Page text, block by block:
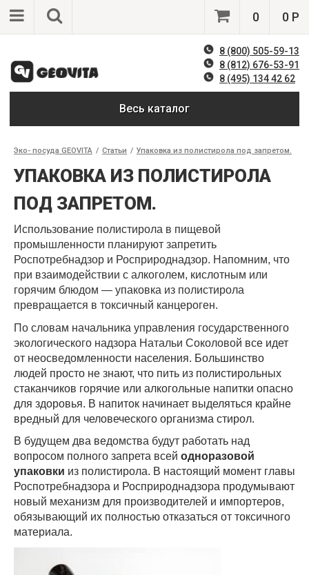
0 0 Р
8 (800) 505-59-13
8 (812) 676-53-91
8 (495) 134 42 62
Весь каталог
Эко- посуда GEOVITA / Статьи / Упаковка из полистирола под запретом.
УПАКОВКА ИЗ ПОЛИСТИРОЛА
ПОД ЗАПРЕТОМ.
Использование полистирола в пищевой
промышленности планируют запретить
Роспотребнадзор и Росприроднадзор. Напомним, что
при взаимодействии с алкоголем, кислотным или
горячим блюдом — упаковка из полистирола
превращается в токсичный канцероген.
По словам начальника управления государственного
экологического надзора Натальи Соколовой все идет
от неосведомленности населения. Большинство
людей просто не знают, что пить из полистирольных
стаканчиков горячие или алкогольные напитки опасно
для здоровья. В напиток начинает выделяться крайне
вредный для человеческого организма стирол.
В будущем два ведомства будут работать над
вопросом полного запрета всей одноразовой
упаковки из полистирола. В настоящий момент главы
Роспотребнадзора и Росприроднадзора продумывают
новый механизм для производителей и импортеров,
обязывающий их полностью отказаться от токсичного
материала.